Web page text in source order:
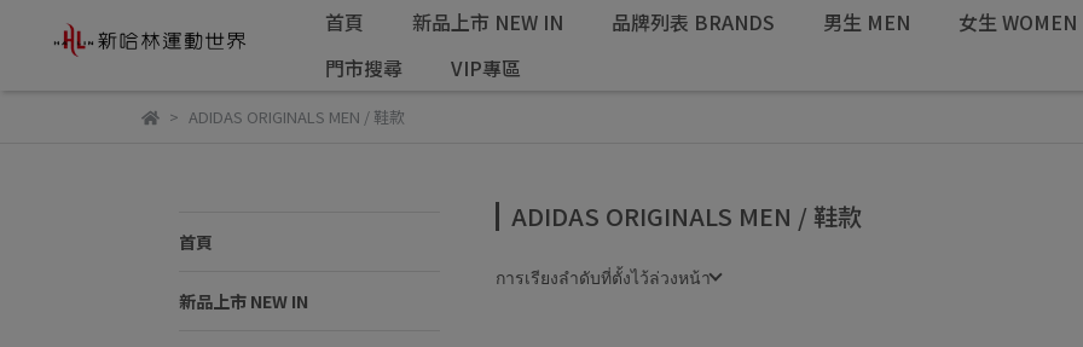
首頁 新品上市 NEW IN 品牌列表 BRANDS 男生 MEN
女生 WOMEN
門市搜尋
VIP專區
ADIDAS ORIGINALS MEN / 鞋款
首頁
新品上市 NEW IN
ADIDAS ORIGINALS MEN / 鞋款
การเรียงลำดับที่ตั้งไว้ล่วงหน้า